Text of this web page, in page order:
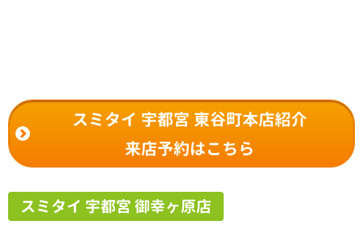
スミタイ 宇都宮 東谷町本店紹介
来店予約はこちら
スミタイ 宇都宮 御幸ヶ原店